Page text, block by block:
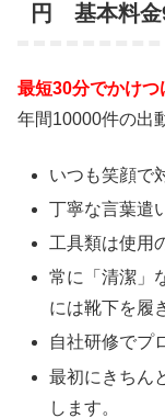
円 基本料
最短30分でかけつ
年間10000件の出
いつも笑顔で
丁寧な言葉遣
工具類は使用
常に「清潔」
には靴下を履
自社研修でプ
最初にきちん
します。